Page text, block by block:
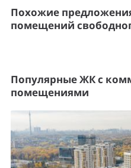
Похожие
помещений
Популярные ЖК с
помещениями